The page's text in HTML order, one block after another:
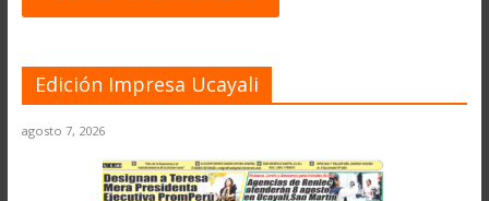
Edición Impresa Ucayali
agosto 7, 2026